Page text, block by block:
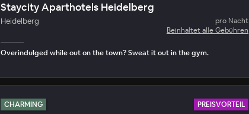
Staycity Aparthotels Heidelberg
Heidelberg
pro Nacht
Beinhaltet alle Gebühren
Overindulged while out on the town? Sweat it out in the gym.
CHARMING PREISVORTEIL